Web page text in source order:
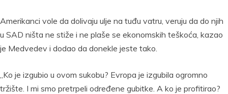
Amerikanci vole da dolivaju ulje na tuđu vatru, veruju da do njih
u SAD ništa ne stiže i ne plaše se ekonomskih teškoća, kazao
je Medvedev i dodao da donekle jeste tako.
„Ko je izgubio u ovom sukobu? Evropa je izgubila ogromno
tržište. I mi smo pretrpeli određene gubitke. A ko je profitirao?